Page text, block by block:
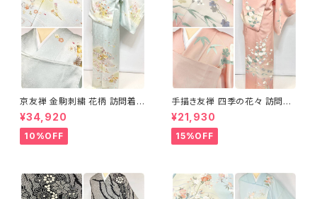
京友禅 金駒刺繍 花柄 訪問着
正絹 水色 黄緑 パステルカラー
アイスグリーン 1433
¥34,920
10%OFF
手描き友禅 四季の花々 訪問着
袷 正絹 サーモンピンク クリー
ム 白 桃花色 1434
¥21,930
15%OFF